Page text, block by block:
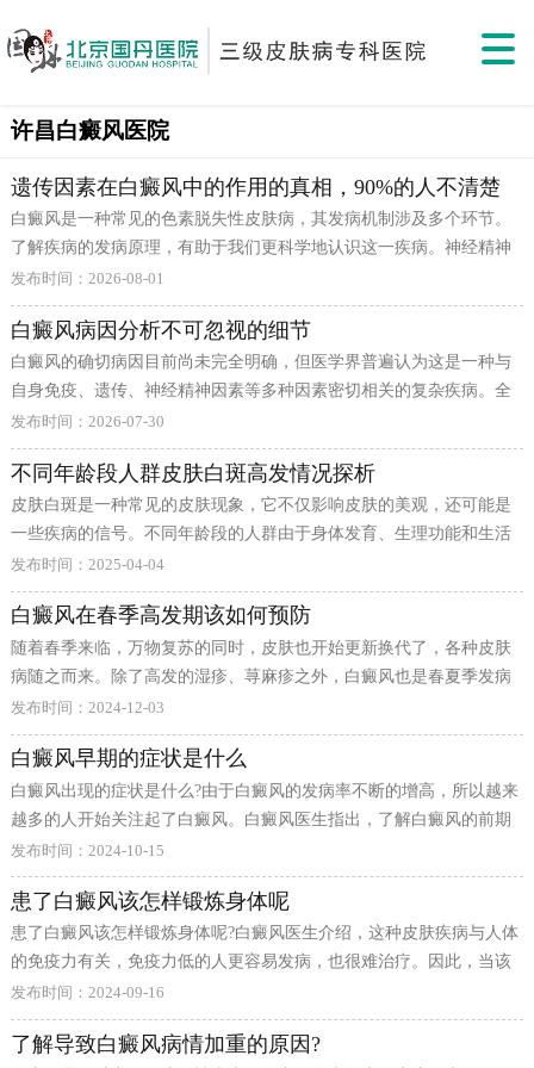
许昌白癜风医院
遗传因素在白癜风中的作用的真相，90%的人不清楚
白癜风是一种常见的色素脱失性皮肤病，其发病机制涉及多个环节。
了解疾病的发病原理，有助于我们更科学地认识这一疾病。神经精神
因素与白癜风的关系日益受到关注。长期处于紧张、焦虑状态，或者
遭遇重大精神创伤后，人体内的神经内分泌系统会发生改变，可能通
过神经-免疫-内分泌网络影响黑色素细胞的
发布时间：2026-08-01
白癜风病因分析不可忽视的细节
白癜风的确切病因目前尚未完全明确，但医学界普遍认为这是一种与
自身免疫、遗传、神经精神因素等多种因素密切相关的复杂疾病。全
面了解病因有助于我们更好地预防和治疗白癜风，减少疾病对生活质
量的影响，制定更有针对性的干预措施和治疗方案。 自身免疫学说认
为，白癜风患者体内可能存在针对黑色素细胞的自身抗体，导致黑色
素细胞被免疫系统错误攻击和破坏。研究发现，白癜风患者常伴有甲
状腺疾病、糖尿病等其他自身免疫性疾病，这有力地支持了免疫因素
在发病中的重要作用。免疫紊乱是导致黑色素细胞受损的核心机制之
一。 遗传因素也在白癜风发病中扮演着重要角色。研究表明，约百分
之三十的白癜风患者有家族史，如果家族中有白癜风患者，其直系亲
属患病的风险会相应增加。但遗传并非唯一决定因素，环境因素的触
发同样重要，遗传与环境的交互作用共同决定了疾病是否发生。 神经
精神因素也是重要的发病诱因之一。长期精神紧张、工作压力
发布时间：2026-07-30
不同年龄段人群皮肤白斑高发情况探析
皮肤白斑是一种常见的皮肤现象，它不仅影响皮肤的美观，还可能是
一些疾病的信号。不同年龄段的人群由于身体发育、生理功能和生活
环境等因素的差异，皮肤出现白斑的情况也有所不同。
发布时间：2025-04-04
白癜风在春季高发期该如何预防
随着春季来临，万物复苏的同时，皮肤也开始更新换代了，各种皮肤
病随之而来。除了高发的湿疹、荨麻疹之外，白癜风也是春夏季发病
率高的皮肤病之一。那么白癜风在春季高发期该如何预防?
发布时间：2024-12-03
白癜风早期的症状是什么
白癜风出现的症状是什么?由于白癜风的发病率不断的增高，所以越来
越多的人开始关注起了白癜风。白癜风医生指出，了解白癜风的前期
症状，可以让患者朋友早发现早治疗。那么白癜风早期的症状是什么?
发布时间：2024-10-15
患了白癜风该怎样锻炼身体呢
患了白癜风该怎样锻炼身体呢?白癜风医生介绍，这种皮肤疾病与人体
的免疫力有关，免疫力低的人更容易发病，也很难治疗。因此，当该
病发生后，患者要注意锻炼身体。那么，患了白癜风该怎样锻炼身体
呢?
发布时间：2024-09-16
了解导致白癜风病情加重的原因?